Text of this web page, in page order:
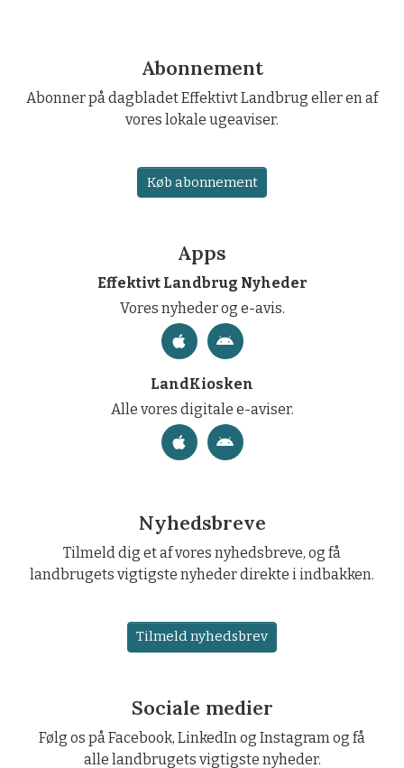
Abonnement
Abonner på dagbladet Effektivt Landbrug eller en af
vores lokale ugeaviser.
Køb abonnement
Apps
Effektivt Landbrug Nyheder
Vores nyheder og e-avis.
LandKiosken
Alle vores digitale e-aviser.
Nyhedsbreve
Tilmeld dig et af vores nyhedsbreve, og få
landbrugets vigtigste nyheder direkte i indbakken.
Tilmeld nyhedsbrev
Sociale medier
Følg os på Facebook, LinkedIn og Instagram og få
alle landbrugets vigtigste nyheder.